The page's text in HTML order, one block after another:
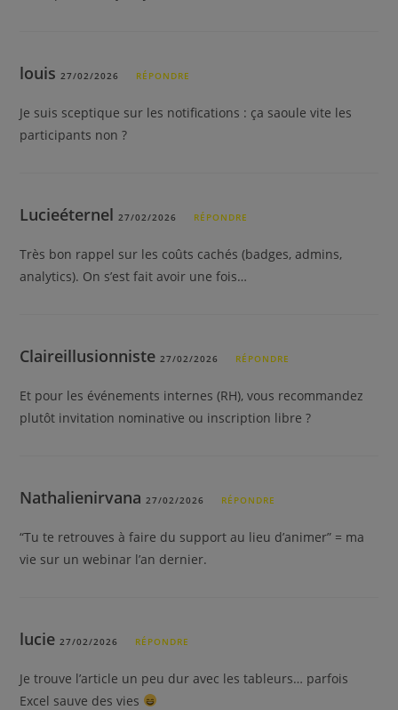
louis 27/02/2026 RÉPONDRE
Je suis sceptique sur les notifications : ça saoule vite les
participants non ?
Lucieéternel 27/02/2026 RÉPONDRE
Très bon rappel sur les coûts cachés (badges, admins,
analytics). On s’est fait avoir une fois…
Claireillusionniste 27/02/2026 RÉPONDRE
Et pour les événements internes (RH), vous recommandez
plutôt invitation nominative ou inscription libre ?
Nathalienirvana 27/02/2026 RÉPONDRE
“Tu te retrouves à faire du support au lieu d’animer” = ma
vie sur un webinar l’an dernier.
lucie 27/02/2026 RÉPONDRE
Je trouve l’article un peu dur avec les tableurs… parfois
Excel sauve des vies